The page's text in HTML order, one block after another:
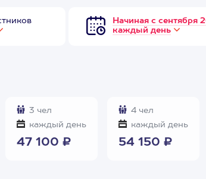
Начиная с сентября
каждый день
3 чел
каждый день
47 100 ₽
4 чел
каждый день
54 150 ₽